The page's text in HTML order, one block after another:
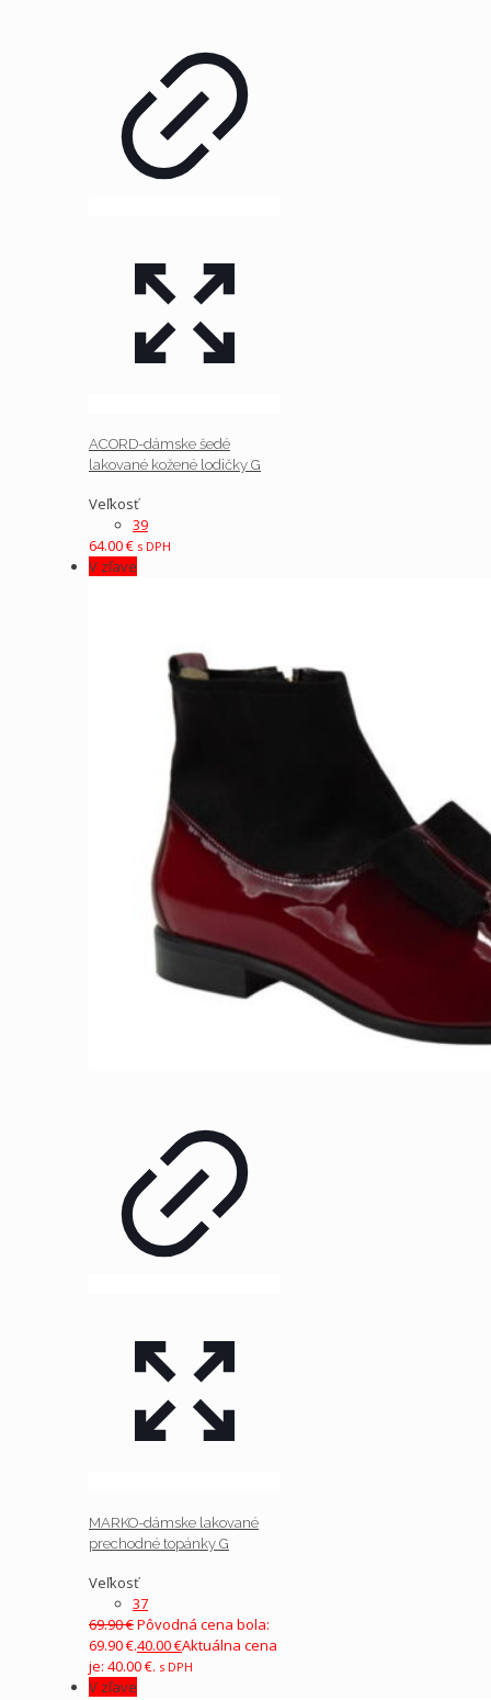
ACORD-dámske šedé
lakované kožené lodičky G
Veľkosť
39
64.00€ s DPH
V zľave
MARKO-dámske lakované
prechodné topánky G
Veľkosť
37
69.90€Pôvodná cena bola:
69.90 €.40.00€Aktuálna cena
je: 40.00 €. s DPH
V zľave